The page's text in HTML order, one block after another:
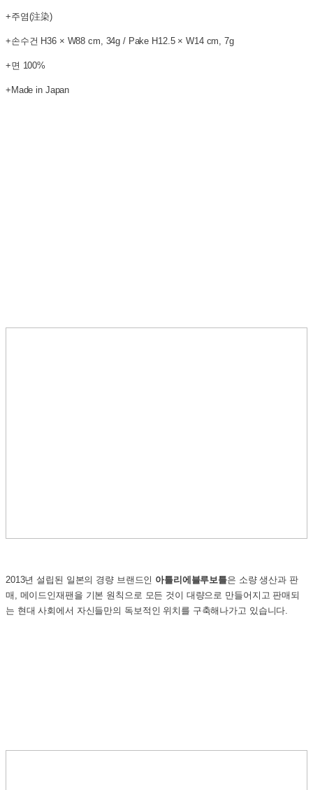
+주염(注染)
+손수건 H36 × W88 cm, 34g / Pake H12.5 × W14 cm, 7g
+면 100%
+Made in Japan
2013년 설립된 일본의 경량 브랜드인 아틀리에블루보틀은 소량 생산과 판
매, 메이드인재팬을 기본 원칙으로 모든 것이 대량으로 만들어지고 판매되
는 현대 사회에서 자신들만의 독보적인 위치를 구축해나가고 있습니다.